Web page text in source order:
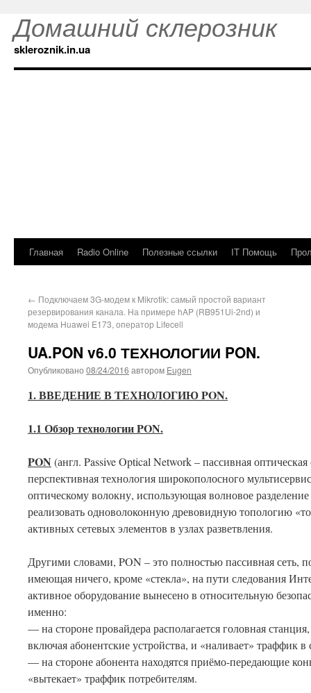
Домашний склерозник
skleroznik.in.ua
Главная Radio Online Полезные ссылки IT Помощь
← Подключаем 3G-модем к Mikrotik: самый простой вариант
резервирования канала. На примере hAP (RB951Ui-2nd) и
модема Huawei E173, оператор Lifecell
UA.PON v6.0 ТЕХНОЛОГИИ PON.
Опубликовано 08/24/2016 автором Eugen
1. ВВЕДЕНИЕ В ТЕХНОЛОГИЮPON.
1.1 Обзор технологииPON.
PON (англ. Passive Optical Network – пассивная
перспективная технология широкополосного
оптическому волокну, использующая волновое
реализовать одноволоконную древовидную топологию
активных сетевых элементов в узлах разветвления.
Другими словами, PON – это полностью пассивная сеть,
имеющая ничего, кроме «стекла», на пути следования
активное оборудование вынесено в относительную
именно:
— на стороне провайдера располагается головная
включая абонентские устройства, и «наливает» траффик в
— на стороне абонента находятся приёмо-передающие
«вытекает» траффик потребителям.